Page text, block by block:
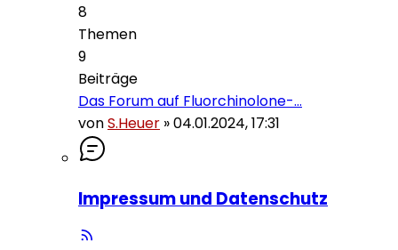
8
Themen
9
Beiträge
Das Forum auf Fluorchinolone-…
vonS.Heuer »04.01.2024, 17:31
Impressum und Datenschutz